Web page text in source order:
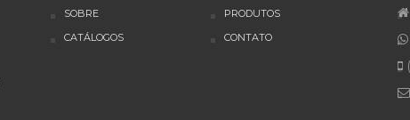
SOBRE
PRODUTOS
CATÁLOGOS
CONTATO